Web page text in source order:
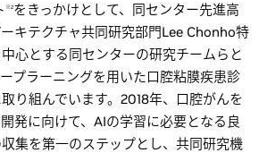
※2をきっかけとして、同センター先進高
キテクチャ共同研究部門Lee Chonho特
心とする同センターの研究チームらと
プラーニングを用いた口腔粘膜疾患診
り組んでいます。2018年、口腔がんを
発に向けて、AIの学習に必要となる良
集を第一のステップとし、共同研究機